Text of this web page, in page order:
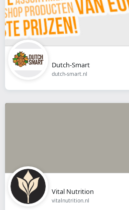
Dutch-Smart
dutch-smart.nl
Vital Nutrition
vitalnutrition.nl